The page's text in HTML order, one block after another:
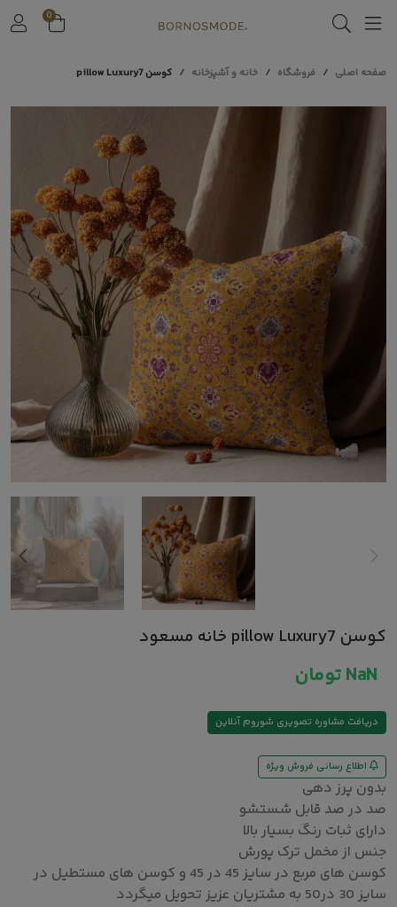
0
صفحه اصلی فروشگاه خانه و آشپزخانه کوسن pillow Luxury7
کوسن pillow Luxury7 خانه مسعود
NaNتومان
دریافت مشاوره تصویری شوروم آنلاین
اطلاع رسانی فروش ویژه
بدون پرز دهی
صد در صد قابل شستشو
دارای ثبات رنگ بسیار بالا
جنس از مخمل ترک پورش
کوسن های مربع در سایز 45 در 45 و کوسن های مستطیل در
سایز 30 در50 به مشتریان عزیز تحویل میگردد